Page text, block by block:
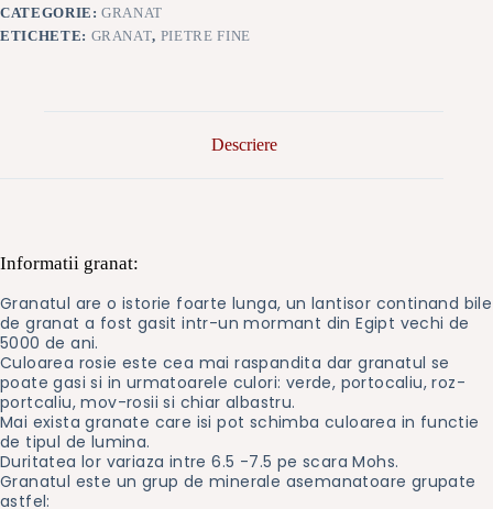
CATEGORIE:GRANAT
ETICHETE: GRANAT, PIETRE FINE
Descriere
Informatii granat:
Granatul are o istorie foarte lunga, un lantisor continand bile
de granat a fost gasit intr-un mormant din Egipt vechi de
5000 de ani.
Culoarea rosie este cea mai raspandita dar granatul se
poate gasi si in urmatoarele culori: verde, portocaliu, roz-
portcaliu, mov-rosii si chiar albastru.
Mai exista granate care isi pot schimba culoarea in functie
de tipul de lumina.
Duritatea lor variaza intre 6.5 -7.5 pe scara Mohs.
Granatul este un grup de minerale asemanatoare grupate
astfel: